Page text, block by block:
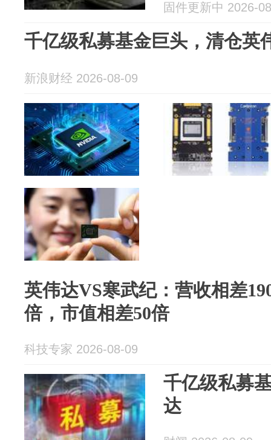
固件更新中 2026-
千亿级私募基金巨头，清仓英
新浪财经 2026-08-09
英伟达VS寒武纪：营收相差
倍，市值相差50倍
科技专家 2026-08-09
千亿级私募
达